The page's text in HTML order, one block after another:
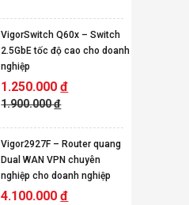
VigorSwitch Q60x – Switch
2.5GbE tốc độ cao cho doanh
nghiệp
1.250.000đ
1.900.000đ
Vigor2927F – Router quang
Dual WAN VPN chuyên
nghiệp cho doanh nghiệp
4.100.000đ